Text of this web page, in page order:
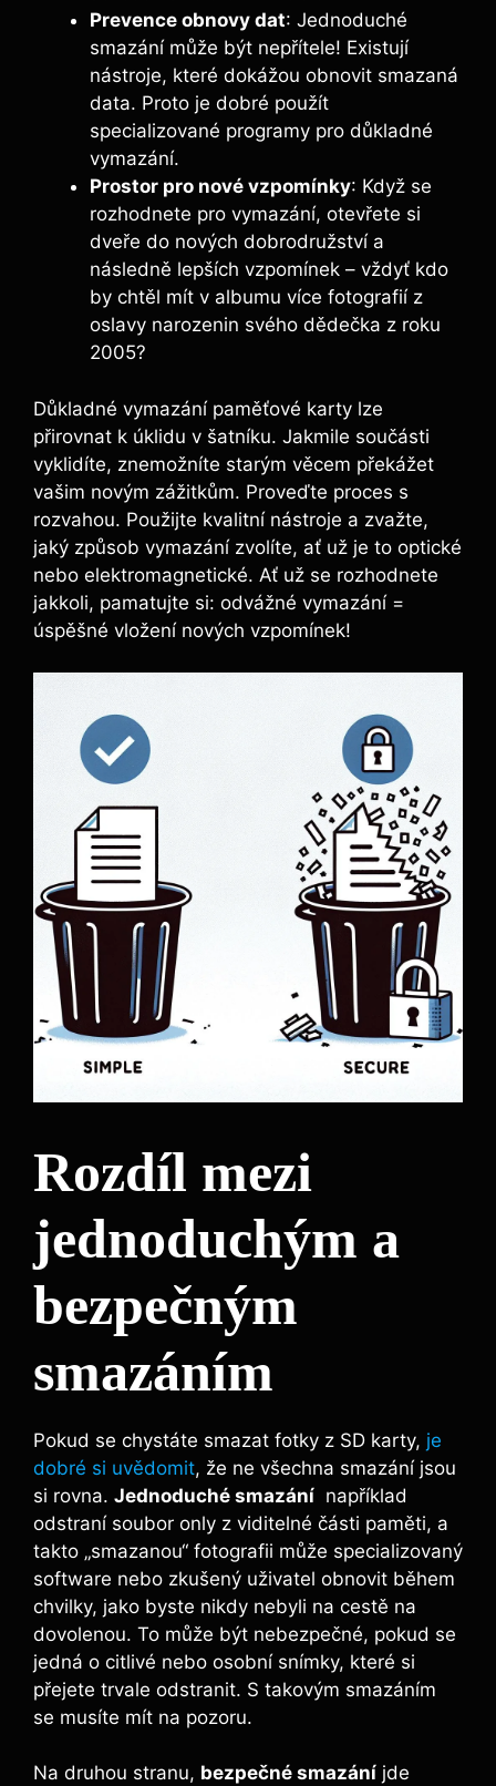
Prevence obnovy dat: Jednoduché
smazání může být nepřítele! Existují
nástroje, které dokážou obnovit​ smazaná
data. ‌Proto je‌ dobré použít⁣
specializované programy pro důkladné
vymazání.
Prostor pro nové vzpomínky: Když se
rozhodnete pro vymazání, otevřete si
dveře‍ do nových dobrodružství a
následně lepších ⁣vzpomínek – vždyť kdo
by chtěl mít v albumu‍ více fotografií z
oslavy narozenin ⁣svého dědečka z roku
2005?
Důkladné vymazání paměťové ‍karty lze
přirovnat k úklidu ‍v šatníku. Jakmile​ součásti
vyklidíte, znemožníte starým věcem překážet​
vašim ‍novým zážitkům.⁤ Proveďte ​proces s
rozvahou. Použijte kvalitní nástroje a zvažte,
jaký způsob​ vymazání zvolíte, ať už je to optické
nebo ⁣elektromagnetické. Ať už se rozhodnete
jakkoli, pamatujte si: odvážné vymazání =
úspěšné vložení nových vzpomínek!
Rozdíl mezi
jednoduchým ‌a
bezpečným
⁢smazáním
Pokud se chystáte smazat fotky z SD ⁣karty, je
dobré si uvědomit, že ne všechna smazání jsou
si rovna. Jednoduché smazání ⁢ například
odstraní soubor only z viditelné části ⁣paměti,‌ a
takto „smazanou“ fotografii může specializovaný
software nebo zkušený uživatel ⁢obnovit během
chvilky, jako ⁤byste nikdy nebyli na cestě na​
dovolenou. To ⁤může být nebezpečné, pokud se
jedná o citlivé nebo osobní ⁢snímky, které ​si
‍přejete trvale odstranit. S takovým smazáním
se musíte mít na‌ pozoru.
Na druhou stranu, bezpečné smazání jde